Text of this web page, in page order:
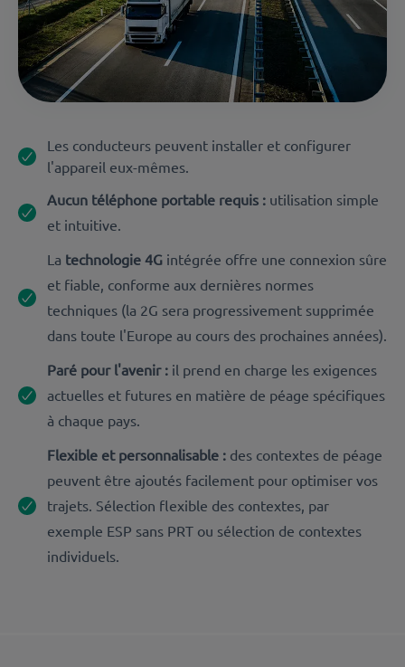
Les conducteurs peuvent installer et configurer
l'appareil eux-mêmes.
Aucun téléphone portable requis : utilisation simple
et intuitive.
La technologie 4G intégrée offre une connexion sûre
et fiable, conforme aux dernières normes
techniques (la 2G sera progressivement supprimée
dans toute l'Europe au cours des prochaines années).
Paré pour l'avenir : il prend en charge les exigences
actuelles et futures en matière de péage spécifiques
à chaque pays.
Flexible et personnalisable : des contextes de péage
peuvent être ajoutés facilement pour optimiser vos
trajets. Sélection flexible des contextes, par
exemple ESP sans PRT ou sélection de contextes
individuels.